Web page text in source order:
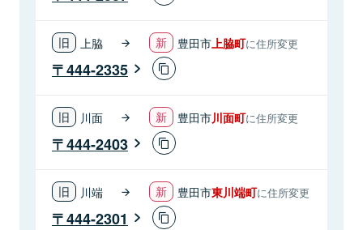
上脇 豊田市上脇町に住所変更
444-2335
川面 豊田市川面町に住所変更
444-2403
川端 豊田市東川端町に住所変更
444-2301